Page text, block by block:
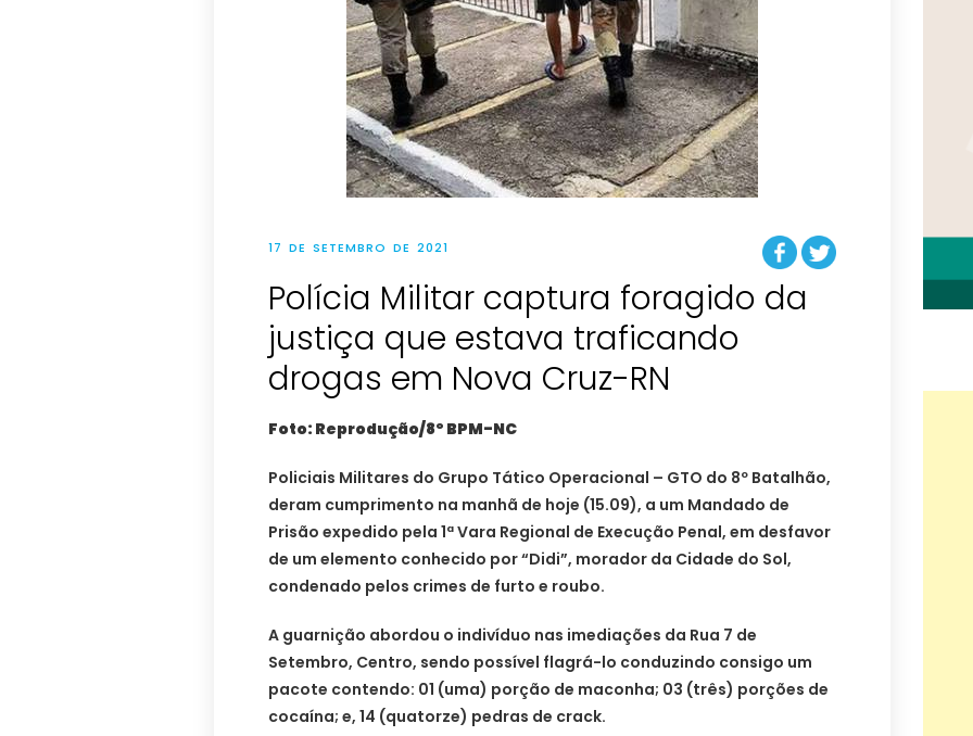
17 DE SETEMBRO DE 2021
Polícia Militar captura foragido da
justiça que estava traficando
drogas em Nova Cruz-RN
Foto: Reprodução/8º BPM-NC
Policiais Militares do Grupo Tático Operacional – GTO do 8º Batalhão,
deram cumprimento na manhã de hoje (15.09), a um Mandado de
Prisão expedido pela 1ª Vara Regional de Execução Penal, em desfavor
de um elemento conhecido por “Didi”, morador da Cidade do Sol,
condenado pelos crimes de furto e roubo.
A guarnição abordou o indivíduo nas imediações da Rua 7 de
Setembro, Centro, sendo possível flagrá-lo conduzindo consigo um
pacote contendo: 01 (uma) porção de maconha; 03 (três) porções de
cocaína; e, 14 (quatorze) pedras de crack.